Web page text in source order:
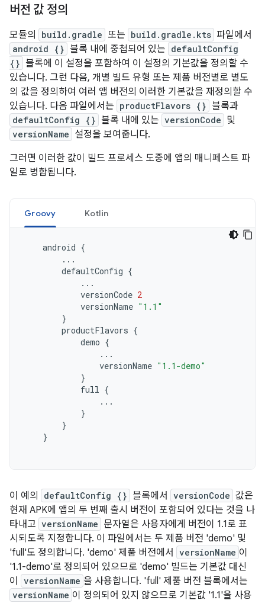
버전 값 정의
모듈의 build.gradle 또는 build.gradle.kts 파일에서
android {} 블록 내에 중첩되어 있는 defaultConfig
{} 블록에 이 설정을 포함하여 이 설정의 기본값을 정의할 수
있습니다. 그런 다음, 개별 빌드 유형 또는 제품 버전별로 별도
의 값을 정의하여 여러 앱 버전의 이러한 기본값을 재정의할 수
있습니다. 다음 파일에서는 productFlavors {} 블록과
defaultConfig {} 블록 내에 있는 versionCode 및
versionName 설정을 보여줍니다.
그러면 이러한 값이 빌드 프로세스 도중에 앱의 매니페스트 파
일로 병합됩니다.
Groovy Kotlin
android {
...
defaultConfig {
...
versionCode 2
versionName "1.1"
}
productFlavors {
demo {
...
versionName "1.1-demo"
}
full {
...
}
}
}
이 예의 defaultConfig {} 블록에서 versionCode 값은
현재 APK에 앱의 두 번째 출시 버전이 포함되어 있다는 것을 나
타내고 versionName 문자열은 사용자에게 버전이 1.1로 표
시되도록 지정합니다. 이 파일에서는 두 제품 버전 'demo' 및
'full'도 정의합니다. 'demo' 제품 버전에서
versionName 이
'1.1-demo'로 정의되어 있으므로 'demo' 빌드는 기본값 대신
이
versionName 을 사용합니다. 'full' 제품 버전 블록에서는
versionName 이 정의되어 있지 않으므로 기본값 '1.1'을 사용